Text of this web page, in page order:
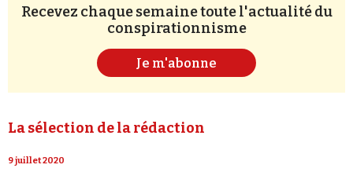
Recevez chaque semaine toute l'actualité du
conspirationnisme
Je m'abonne
La sélection de la rédaction
9 juillet 2020